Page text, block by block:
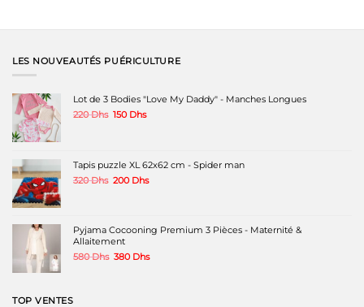
LES NOUVEAUTÉS PUÉRICULTURE
Lot de 3 Bodies "Love My Daddy" - Manches Longues
220Dhs Le
220 Dhs.
150 DhsLe
150 Dhs.
Tapis puzzle XL 62x62 cm - Spider man
320Dhs Le
320 Dhs.
200 DhsLe
200 Dhs.
Pyjama Cocooning Premium 3 Pièces - Maternité &
Allaitement
580Dhs Le
380 DhsLe
TOP VENTES